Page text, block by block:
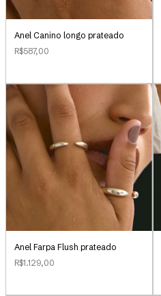
Anel Canino longo prateado
R$587,00
Anel Farpa Flush prateado
R$1.129,00